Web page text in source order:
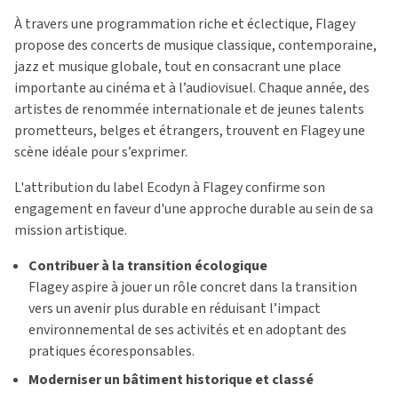
À travers une programmation riche et éclectique, Flagey
propose des concerts de musique classique, contemporaine,
jazz et musique globale, tout en consacrant une place
importante au cinéma et à l’audiovisuel. Chaque année, des
artistes de renommée internationale et de jeunes talents
prometteurs, belges et étrangers, trouvent en Flagey une
scène idéale pour s’exprimer.
L'attribution du label Ecodyn à Flagey confirme son
engagement en faveur d'une approche durable au sein de sa
mission artistique.
Contribuer à la transition écologique
Flagey aspire à jouer un rôle concret dans la transition
vers un avenir plus durable en réduisant l’impact
environnemental de ses activités et en adoptant des
pratiques écoresponsables.
Moderniser un bâtiment historique et classé